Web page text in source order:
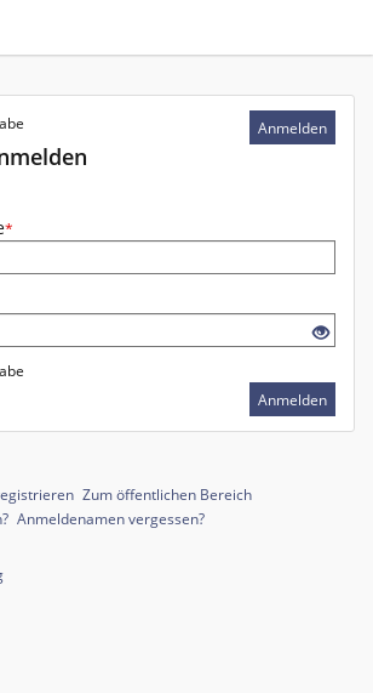
Anmelden
*
Anmelden
Zum öffentlichen Bereich
Anmeldenamen vergessen?